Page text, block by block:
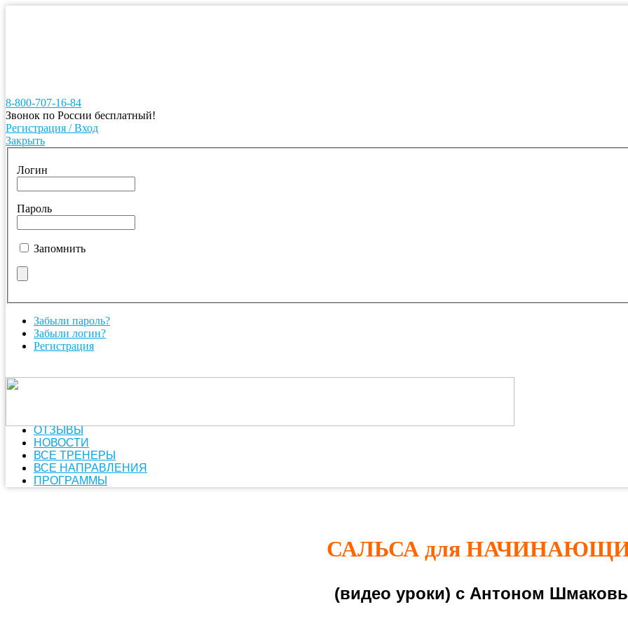
8-800-707-16-84
Звонок по России бесплатный!
Регистрация / Вход
Закрыть
Логин
Пароль
Запомнить
Забыли пароль?
Забыли логин?
Регистрация
ОТЗЫВЫ
НОВОСТИ
ВСЕ ТРЕНЕРЫ
ВСЕ НАПРАВЛЕНИЯ
ПРОГРАММЫ
САЛЬСА для
(видео уроки) с Антоном